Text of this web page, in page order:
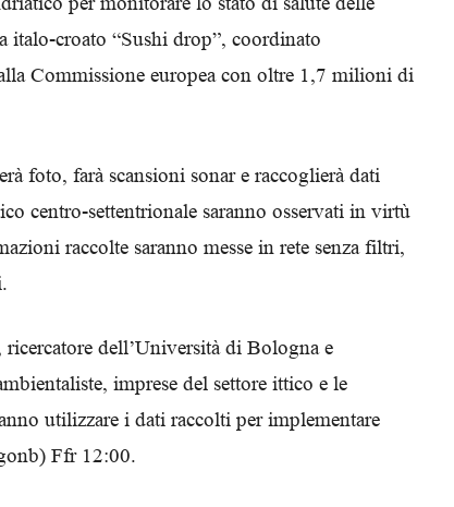
Biologi
italo-croato “Sushi drop”, coordinato
Commissione europea con oltre 1,7 milioni di
foto, farà scansioni sonar e raccoglierà dati
centro-settentrionale saranno osservati in virtù
raccolte saranno messe in rete senza filtri,
dell’Università di Bologna e
imprese del settore ittico e le
utilizzare i dati raccolti per implementare
Ffr 12:00.